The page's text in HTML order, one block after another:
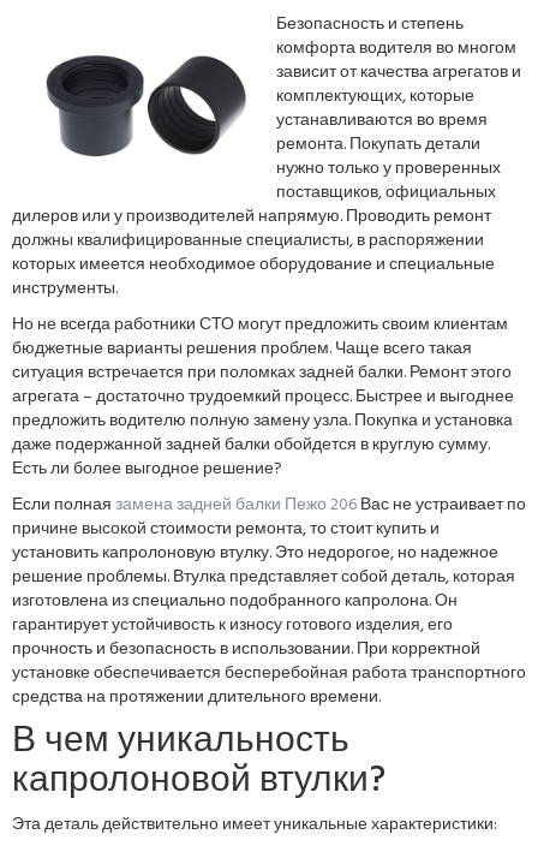
Безопасность и степень
комфорта водителя во многом
зависит от качества агрегатов и
комплектующих, которые
устанавливаются во время
ремонта. Покупать детали
нужно только у проверенных
поставщиков, официальных
дилеров или у производителей напрямую. Проводить ремонт
должны квалифицированные специалисты, в распоряжении
которых имеется необходимое оборудование и специальные
инструменты.
Но не всегда работники СТО могут предложить своим клиентам
бюджетные варианты решения проблем. Чаще всего такая
ситуация встречается при поломках задней балки. Ремонт этого
агрегата – достаточно трудоемкий процесс. Быстрее и выгоднее
предложить водителю полную замену узла. Покупка и установка
даже подержанной задней балки обойдется в круглую сумму.
Есть ли более выгодное решение?
Если полнаязамена задней балки Пежо 206Вас не устраивает по
причине высокой стоимости ремонта, то стоит купить и
установить капролоновую втулку. Это недорогое, но надежное
решение проблемы. Втулка представляет собой деталь, которая
изготовлена из специально подобранного капролона. Он
гарантирует устойчивость к износу готового изделия, его
прочность и безопасность в использовании. При корректной
установке обеспечивается бесперебойная работа транспортного
средства на протяжении длительного времени.
В чем уникальность
капролоновой втулки?
Эта деталь действительно имеет уникальные характеристики: